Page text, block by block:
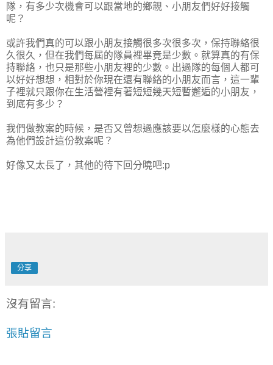
隊，有多少次機會可以跟當地的鄉親、小朋友們好好接觸
呢？
或許我們真的可以跟小朋友接觸很多次很多次，保持聯絡很
久很久，但在我們每屆的隊員裡畢竟是少數。就算真的有保
持聯絡，也只是那些小朋友裡的少數。出過隊的每個人都可
以好好想想，相對於你現在還有聯絡的小朋友而言，這一輩
子裡就只跟你在生活營裡有著短短幾天短暫邂逅的小朋友，
到底有多少？
我們做教案的時候，是否又曾想過應該要以怎麼樣的心態去
為他們設計這份教案呢？
好像又太長了，其他的待下回分曉吧:p
分享
沒有留言:
張貼留言